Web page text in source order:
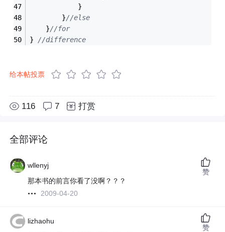
			}
		}
//else
	}
//for
} //difference
给本帖投票
116 7 打赏
全部评论
wllenyj
那本书的前言你看了没啊？？？
2009-04-20
赞
lizhaohu
赞